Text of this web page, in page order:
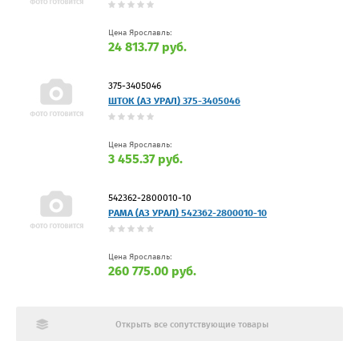
Цена Ярославль:
24 813.77 руб.
375-3405046
ШТОК (АЗ УРАЛ) 375-3405046
Цена Ярославль:
3 455.37 руб.
542362-2800010-10
РАМА (АЗ УРАЛ) 542362-2800010-10
Цена Ярославль:
260 775.00 руб.
Открыть все сопутствующие товары